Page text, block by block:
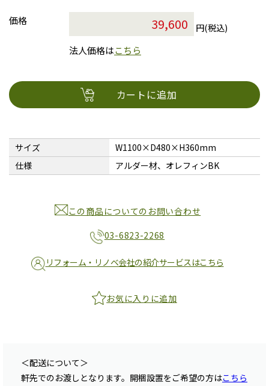
価格
円(税込)
法人価格はこちら
カートに追加
サイズ
W1100×D480×H360mm
仕様
アルダー材、オレフィンBK
この商品についてのお問い合わせ
03-6823-2268
リフォーム・リノベ会社の紹介サービスはこちら
お気に入りに追加
＜配送について＞
軒先でのお渡しとなります。開梱設置をご希望の方はこちら